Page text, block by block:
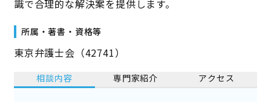
識で合理的な解決案を提供します。
所属・著書・資格等
東京弁護士会（42741）
相談内容 専門家紹介 アクセス